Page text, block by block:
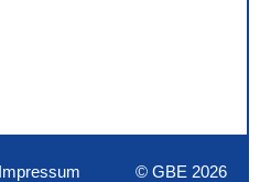
Impressum © GBE 2026